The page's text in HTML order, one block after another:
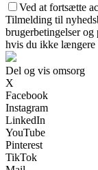
Ved at fortsætte
Tilmelding til
brugerbetingelser
hvis du ikke længere
Del og vis omsorg
X
Facebook
Instagram
LinkedIn
YouTube
Pinterest
TikTok